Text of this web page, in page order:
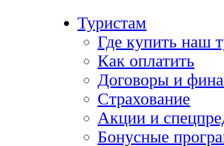
Туристам
Где купить наш
Как оплатить
Договоры и
Страхование
Акции и
Бонусные